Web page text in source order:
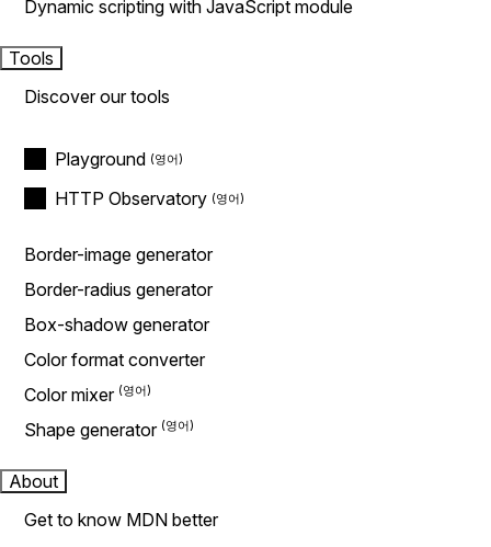
Dynamic scripting with JavaScript module
Tools
Discover our tools
Playground
HTTP Observatory
Border-image generator
Border-radius generator
Box-shadow generator
Color format converter
Color mixer
Shape generator
About
Get to know MDN better